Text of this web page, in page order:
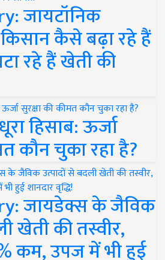
जायटॉनिक
कैसे बढ़ा रहे हैं
रहे हैं खेती की
हिसाब: ऊर्जा
कौन चुका रहा है?
जायडेक्स के जैविक
खेती की तस्वीर,
कम, उपज में भी हुई